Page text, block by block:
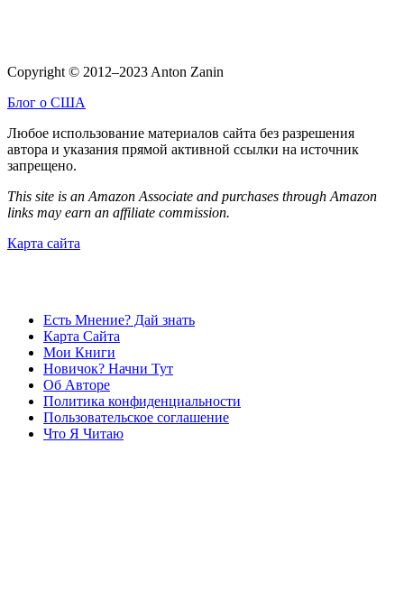
Copyright © 2012–2023 Anton Zanin
Блог о США
Любое использование материалов сайта без разрешения
автора и указания прямой активной ссылки на источник
запрещено.
This site is an Amazon Associate and purchases through Amazon
links may earn an affiliate commission.
Карта сайта
Есть Мнение? Дай знать
Карта Сайта
Мои Книги
Новичок? Начни Тут
Об Авторе
Политика конфиденциальности
Пользовательское соглашение
Что Я Читаю